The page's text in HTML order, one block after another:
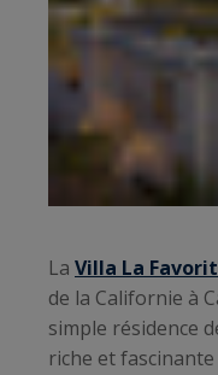
La Villa La
de la Californie à
simple résidence
riche et